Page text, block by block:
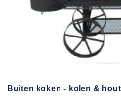
Buiten koken - kolen & hout